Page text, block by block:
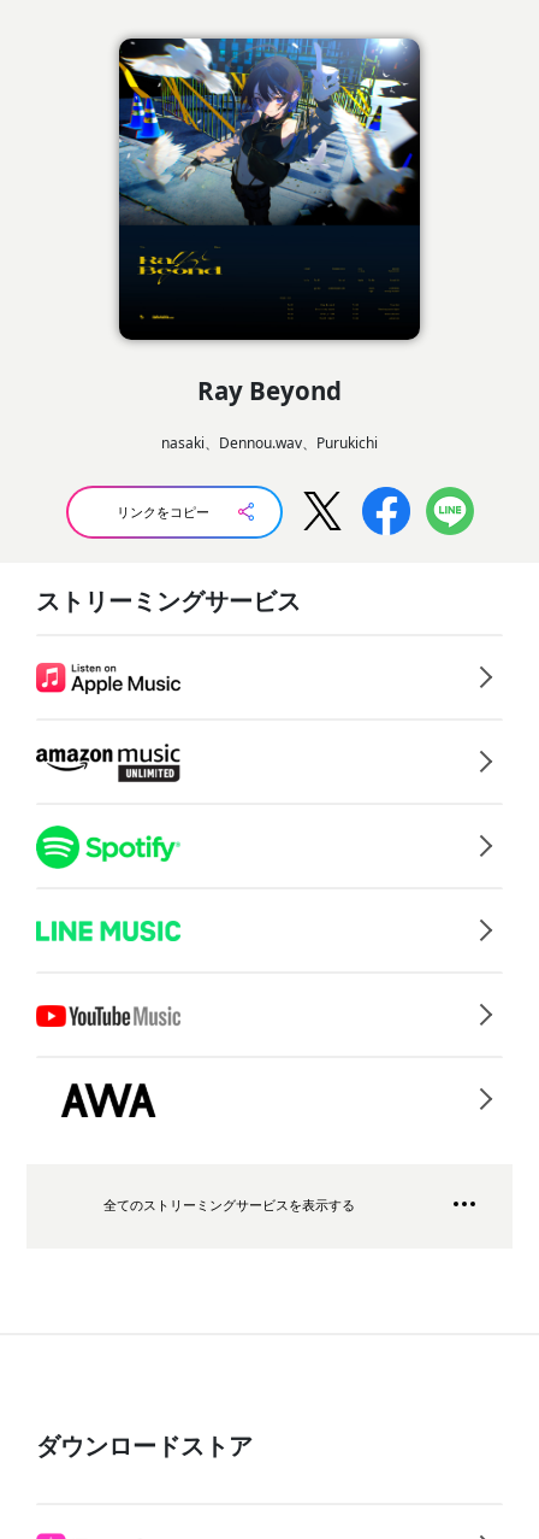
Ray Beyond
nasaki、Dennou.wav、Purukichi
リンクをコピー
ストリーミングサービス
全てのストリーミングサービスを表示する
ダウンロードストア